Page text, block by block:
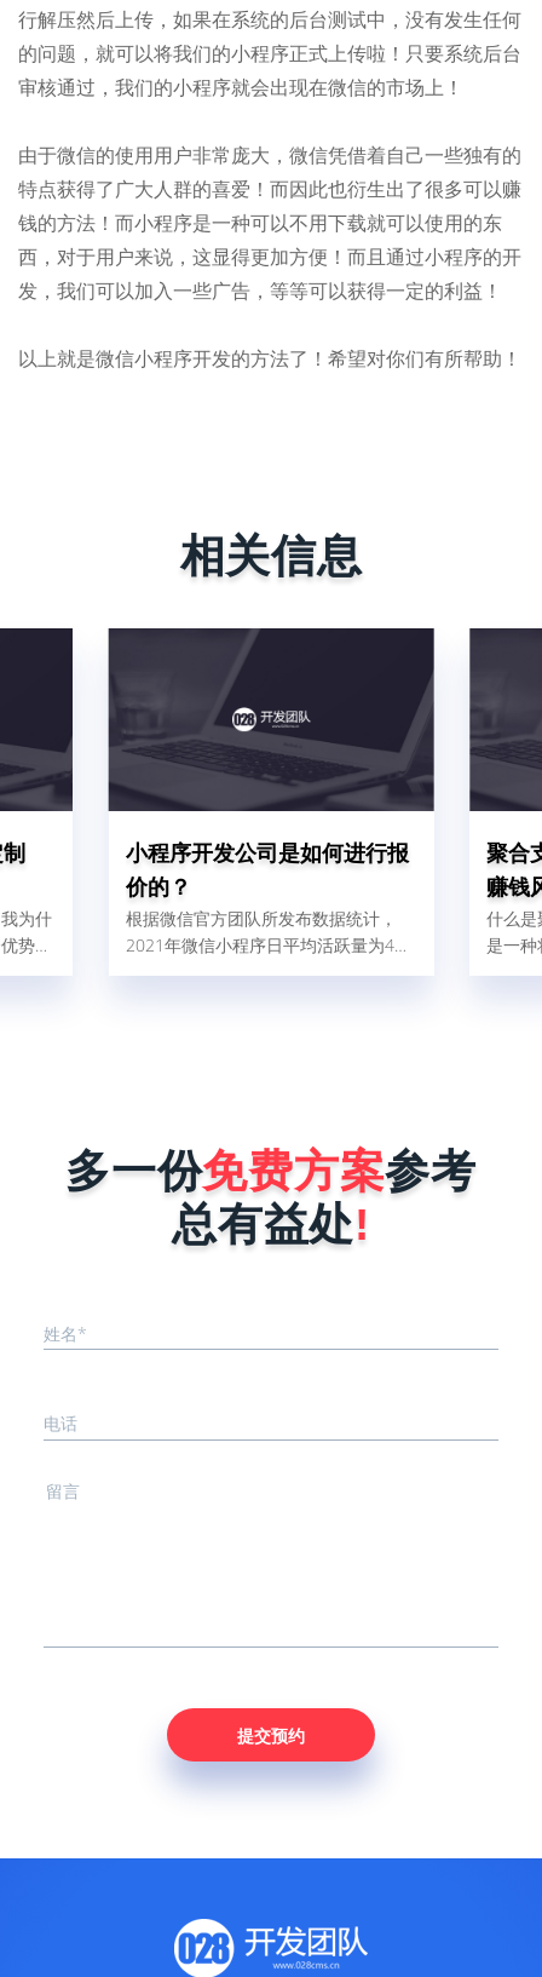
行解压然后上传，如果在系统的后台测试中，没有发生任何
的问题，就可以将我们的小程序正式上传啦！只要系统后台
审核通过，我们的小程序就会出现在微信的市场上！
由于微信的使用用户非常庞大，微信凭借着自己一些独有的
特点获得了广大人群的喜爱！而因此也衍生出了很多可以赚
钱的方法！而小程序是一种可以不用下载就可以使用的东
西，对于用户来说，这显得更加方便！而且通过小程序的开
发，我们可以加入一些广告，等等可以获得一定的利益！
以上就是微信小程序开发的方法了！希望对你们有所帮助！
相关信息
为什
势：
一个
小程序开发公司是如何进行报
价的？
根据微信官方团队所发布数据统计，
2021年微信小程序日平均活跃量为4、
5亿人，这比2020年增加了32%，由此
进行报价时，完全是按照企业小程序需
求来决定，具体报价影响因素有以下这
几点。1、小程序的功能确定不同行
聚合
赚钱
什么
是一
的支
多一份免费方案参考
总有益处!
姓名*
电话